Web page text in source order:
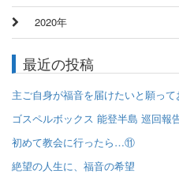
2020年
最近の投稿
主ご自身が福音を届けたいと願って
ゴスペルボックス 能登半島 巡回報
初めて教会に行ったら…⑪
絶望の人生に、福音の希望